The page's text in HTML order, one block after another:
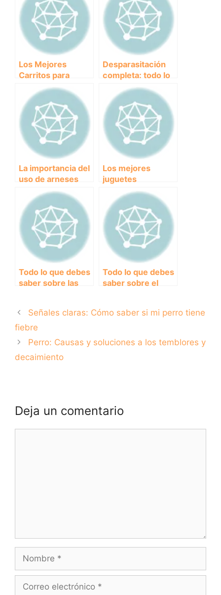
Los Mejores
Carritos para
Perros Grandes:
Comodidad y
Practicidad en tus
Paseos
Desparasitación
completa: todo lo
que debes saber
sobre las pastillas
para perros por
dentro y por fuera
La importancia del
uso de arneses
para perros en el
coche: Cómo
proteger a tu
mascota mientras
viajas
Los mejores
juguetes
irrompibles para
perros: ¡Diversión
asegurada sin
preocupaciones!
Todo lo que debes
saber sobre las
para tu perro
Todo lo que debes
saber sobre el
dueños de perros
peligrosos (PPP)
Señales claras: Cómo saber si mi perro tiene
fiebre
Perro: Causas y soluciones a los temblores y
decaimiento
Deja un comentario